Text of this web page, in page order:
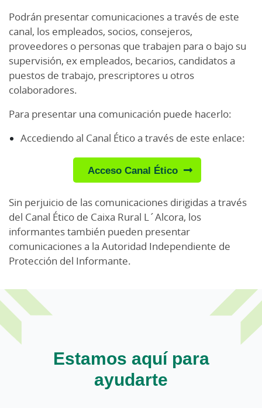
Podrán presentar comunicaciones a través de este
canal, los empleados, socios, consejeros,
proveedores o personas que trabajen para o bajo su
supervisión, ex empleados, becarios, candidatos a
puestos de trabajo, prescriptores u otros
colaboradores.
Para presentar una comunicación puede hacerlo:
Accediendo al Canal Ético a través de este enlace:
Acceso Canal Ético
Sin perjuicio de las comunicaciones dirigidas a través
del Canal Ético de Caixa Rural L´Alcora, los
informantes también pueden presentar
comunicaciones a la Autoridad Independiente de
Protección del Informante.
Estamos aquí para
ayudarte